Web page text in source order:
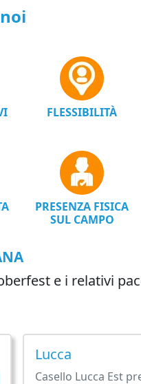
FLESSIBILITÀ
PRESENZA FISICA
SUL CAMPO
e i relativi
Lucca
Casello Lucca Est